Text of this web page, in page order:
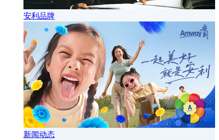
安利品牌
新闻动态